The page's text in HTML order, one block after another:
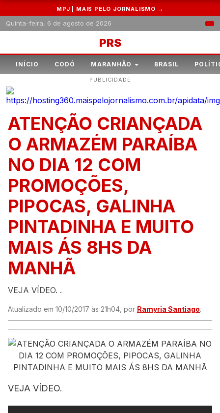
MPJ | MAIS PELO JORNALISMO →
Quinta-feira, 6 de agosto de 2026
PRS
INÍCIO CODÓ MARANHÃO BRASIL
PUBLICIDADE
ATENÇÃO CRIANÇADA
O ARMAZÉM PARAÍBA
NO DIA 12 COM
PROMOÇÕES,
PIPOCAS, GALINHA
PINTADINHA E MUITO
MAIS ÁS 8HS DA
MANHÃ
VEJA VÍDEO. .
Atualizado em 10/10/2017 às 21h04, por Ramyria Santiago.
VEJA VÍDEO.